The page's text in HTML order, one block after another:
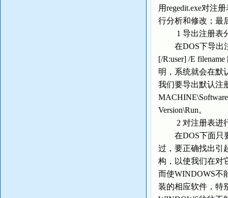
用regedit.exe对注
行分析和修改；最
1 导出注册表
在DOS下导出注
[/R:user] /E
明，系统就会在默
我们要导出默认注
Version\Run。
2 对注册表进
在DOS下面只要
过，要正确找出引
构，以使我们在对
而使WINDOWS不
装的相应软件，特